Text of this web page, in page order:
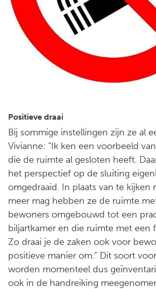
Positieve draai
Bij sommige instellingen zijn ze al
Vivianne: “Ik ken een voorbeeld
die de ruimte al gesloten heeft.
het perspectief op de sluiting
omgedraaid. In plaats van te kijken
meer mag hebben ze de ruimte
bewoners omgebouwd tot een
biljartkamer en die ruimte met een
Zo draai je de zaken ook voor
positieve manier om.” Dit soort
worden momenteel dus
ook in de handreiking